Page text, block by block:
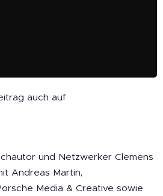
auch auf
und Netzwerker Clemens
Andreas Martin,
Media & Creative sowie